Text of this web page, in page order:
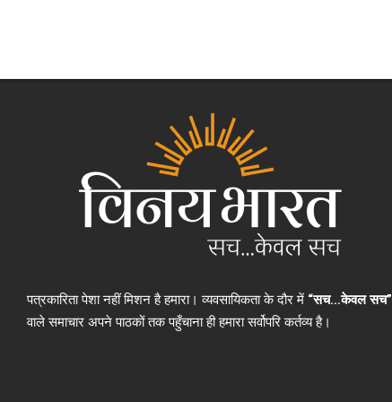
पत्रकारिता पेशा नहीं मिशन है हमारा। व्यवसायिकता के दौर में “सच…केवल सच”
वाले समाचार अपने पाठकों तक पहुँचाना ही हमारा सर्वोपरि कर्तव्य है।